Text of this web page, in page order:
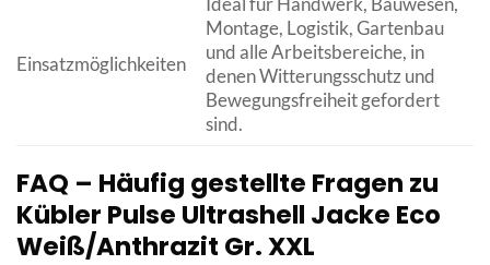
Einsatzmöglichkeiten
Montage, Logistik, Gartenbau
und alle Arbeitsbereiche, in
denen Witterungsschutz und
Bewegungsfreiheit gefordert
sind.
FAQ – Häufig gestellte Fragen zu
Kübler Pulse Ultrashell Jacke Eco
Weiß/Anthrazit Gr. XXL